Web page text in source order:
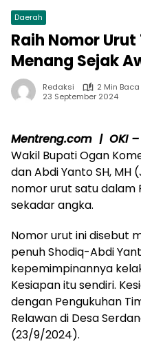
Daerah
Raih Nomor Urut
Menang Sejak
Redaksi
2 Min Baca
23 September 2024
Mentreng.com | OKI –
Wakil Bupati Ogan
dan Abdi Yanto SH,
nomor urut satu dalam
sekadar angka.
Nomor urut ini disebut
penuh Shodiq-Abdi
kepemimpinannya
Kesiapan itu sendiri.
dengan Pengukuhan
Relawan di Desa
(23/9/2024).